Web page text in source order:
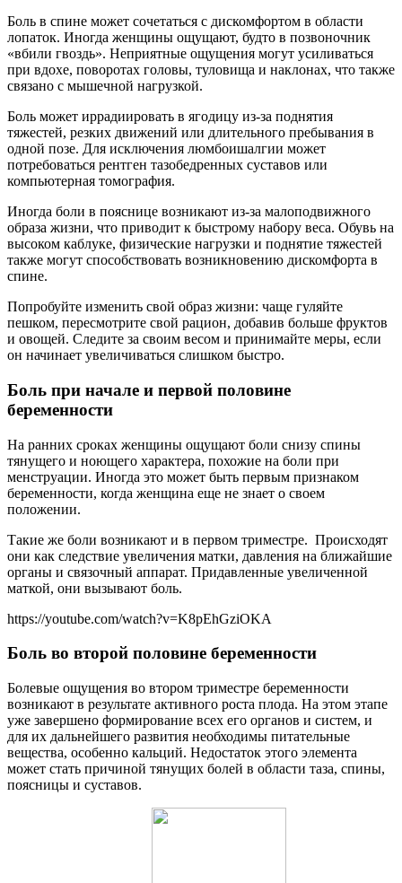
Боль в спине может сочетаться с дискомфортом в области
лопаток. Иногда женщины ощущают, будто в позвоночник
«вбили гвоздь». Неприятные ощущения могут усиливаться
при вдохе, поворотах головы, туловища и наклонах, что также
связано с мышечной нагрузкой.
Боль может иррадиировать в ягодицу из-за поднятия
тяжестей, резких движений или длительного пребывания в
одной позе. Для исключения люмбоишалгии может
потребоваться рентген тазобедренных суставов или
компьютерная томография.
Иногда боли в пояснице возникают из-за малоподвижного
образа жизни, что приводит к быстрому набору веса. Обувь на
высоком каблуке, физические нагрузки и поднятие тяжестей
также могут способствовать возникновению дискомфорта в
спине.
Попробуйте изменить свой образ жизни: чаще гуляйте
пешком, пересмотрите свой рацион, добавив больше фруктов
и овощей. Следите за своим весом и принимайте меры, если
он начинает увеличиваться слишком быстро.
Боль при начале и первой половине
беременности
На ранних сроках женщины ощущают боли снизу спины
тянущего и ноющего характера, похожие на боли при
менструации. Иногда это может быть первым признаком
беременности, когда женщина еще не знает о своем
положении.
Такие же боли возникают и в первом триместре. Происходят
они как следствие увеличения матки, давления на ближайшие
органы и связочный аппарат. Придавленные увеличенной
маткой, они вызывают боль.
https://youtube.com/watch?v=K8pEhGziOKA
Боль во второй половине беременности
Болевые ощущения во втором триместре беременности
возникают в результате активного роста плода. На этом этапе
уже завершено формирование всех его органов и систем, и
для их дальнейшего развития необходимы питательные
вещества, особенно кальций. Недостаток этого элемента
может стать причиной тянущих болей в области таза, спины,
поясницы и суставов.